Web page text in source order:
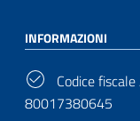
INFORMAZIONI
Codice
80017380645